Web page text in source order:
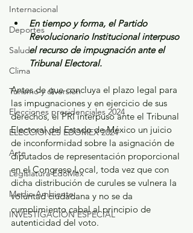
Internacional
Deportes
Salud
Clima
Turismo y diversión
Elecciones presidenciales 2024
ELECCIONES EDOMEX 2024
Arte
Legislatura EdoMéx
Medio Ambiente
INVESTIGACIÓN ESPECIAL
En tiempo y forma, el Partido
Revolucionario Institucional interpuso
el recurso de impugnación ante el
Tribunal Electoral.
Antes de que concluya el plazo legal para
las impugnaciones y en ejercicio de sus
derechos, el PRI interpuso ante el Tribunal
Electoral del Estado de México un juicio
de inconformidad sobre la asignación de
diputados de representación proporcional
en el Congreso Local, toda vez que con
dicha distribución de curules se vulnera la
voluntad ciudadana y no se da
cumplimiento cabal al principio de
autenticidad del voto.